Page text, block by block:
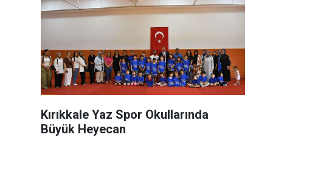
Kırıkkale Yaz Spor Okullarında
Büyük Heyecan